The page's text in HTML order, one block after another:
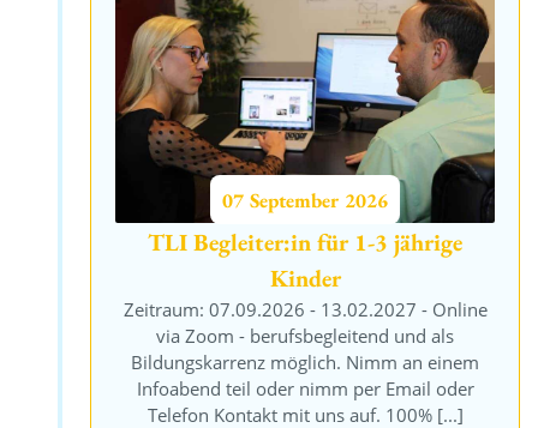
07 September 2026
TLI Begleiter:in für 1-3 jährige
Kinder
Zeitraum: 07.09.2026 - 13.02.2027 - Online
via Zoom - berufsbegleitend und als
Bildungskarrenz möglich. Nimm an einem
Infoabend teil oder nimm per Email oder
Telefon Kontakt mit uns auf. 100% [...]